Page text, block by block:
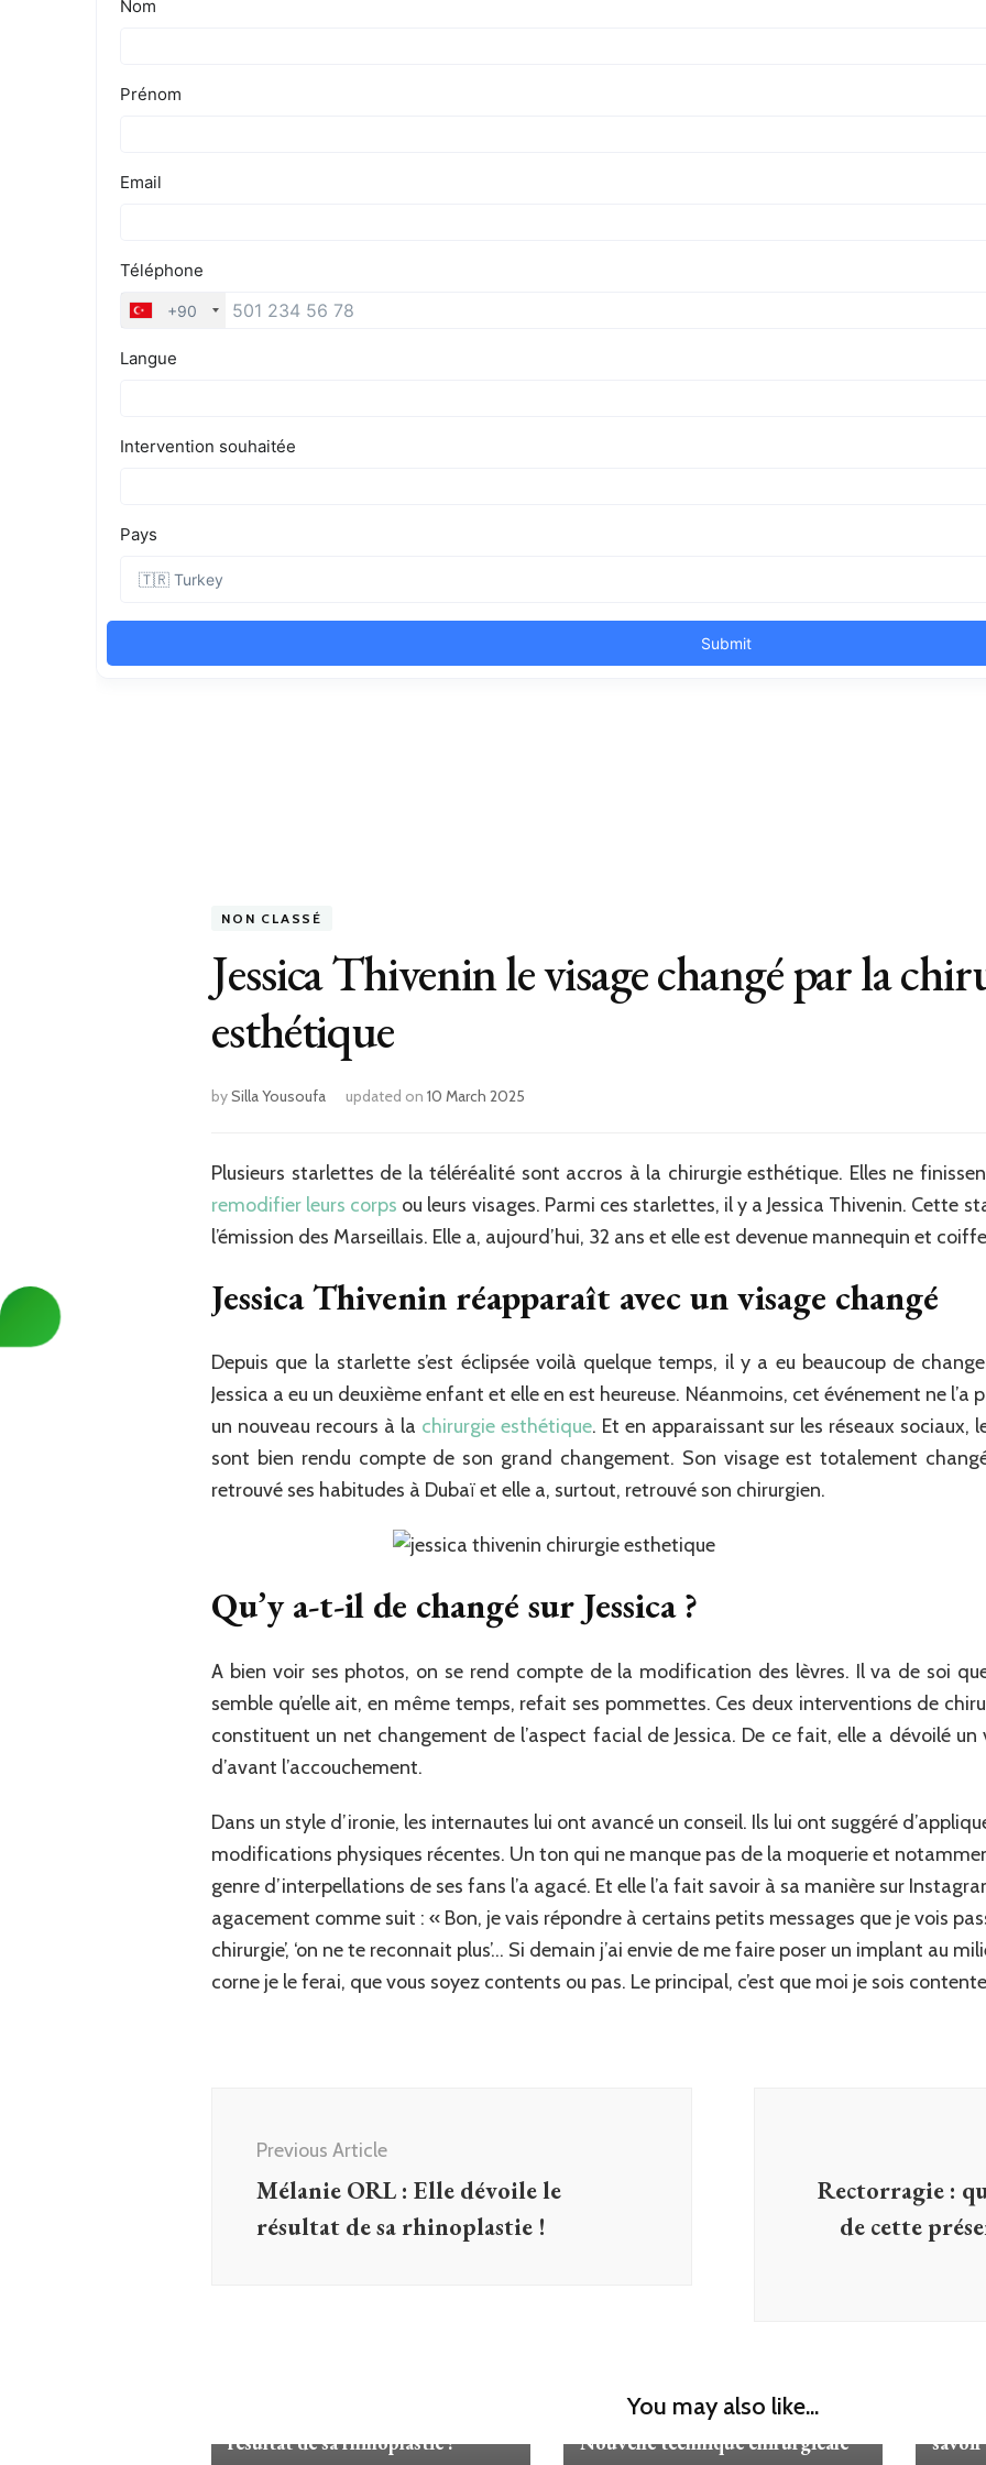
NON CLASSÉ
Jessica Thivenin le visage changé par la
esthétique
bySilla Yousoufa updated on 10 March 2025
Plusieurs starlettes de la téléréalité sont accros à la chirurgie esthétique. Elles ne
remodifier leurs corps ou leurs visages. Parmi ces starlettes, il y a Jessica Thivenin. Cette
l’émission des Marseillais. Elle a, aujourd’hui, 32 ans et elle est devenue mannequin et
Jessica Thivenin réapparaît avec un visage changé
Depuis que la starlette s’est éclipsée voilà quelque temps, il y a eu beaucoup de
Jessica a eu un deuxième enfant et elle en est heureuse. Néanmoins, cet événement ne l’a
un nouveau recours à la chirurgie esthétique. Et en apparaissant sur les réseaux sociaux,
sont bien rendu compte de son grand changement. Son visage est totalement
retrouvé ses habitudes à Dubaï et elle a, surtout, retrouvé son chirurgien.
Qu’y a-t-il de changé sur Jessica ?
A bien voir ses photos, on se rend compte de la modification des lèvres. Il va de soi
semble qu’elle ait, en même temps, refait ses pommettes. Ces deux interventions de
constituent un net changement de l’aspect facial de Jessica. De ce fait, elle a dévoilé
d’avant l’accouchement.
Dans un style d’ironie, les internautes lui ont avancé un conseil. Ils lui ont suggéré
modifications physiques récentes. Un ton qui ne manque pas de la moquerie et
genre d’interpellations de ses fans l’a agacé. Et elle l’a fait savoir à sa manière sur
agacement comme suit : « Bon, je vais répondre à certains petits messages que je vois
chirurgie’, ‘on ne te reconnait plus’… Si demain j’ai envie de me faire poser un implant au
corne je le ferai, que vous soyez contents ou pas. Le principal, c’est que moi je sois
Navigation
Previous Article
Mélanie ORL : Elle dévoile le
résultat de sa rhinoplastie !
Rectorragie :
de cette
You may also like...
résultat de sa rhinoplastie !
Hystérectomie par voie basse :
Nouvelle technique chirurgicale
savoir